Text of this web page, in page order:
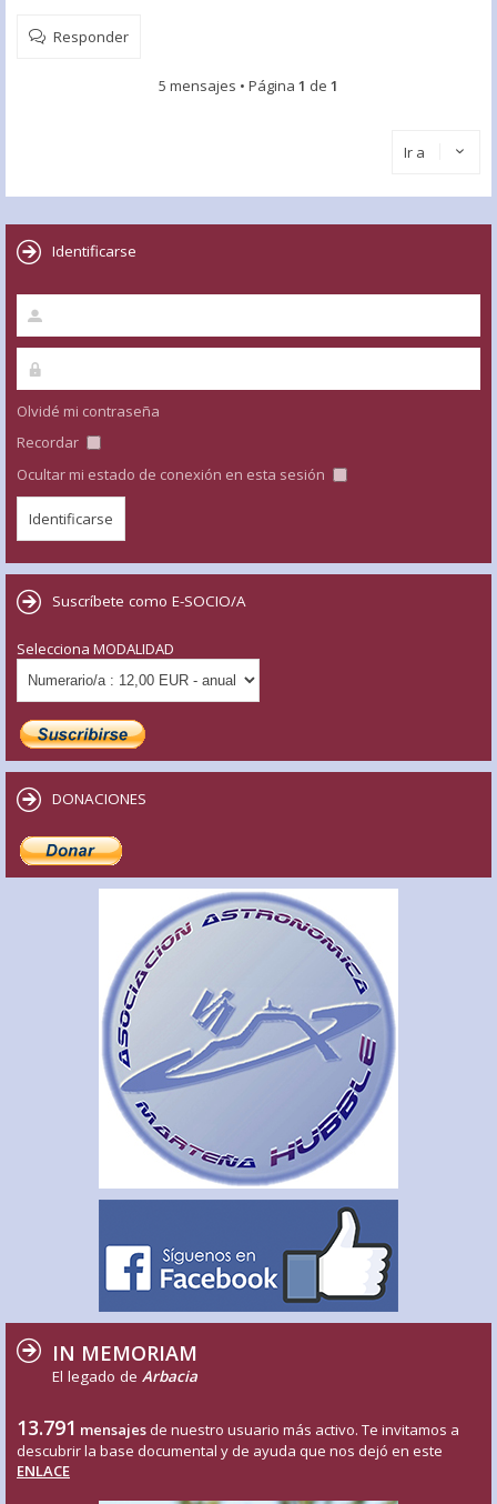
Responder
5 mensajes • Página 1 de 1
Ir a
Identificarse
Olvidé mi contraseña
Recordar
Ocultar mi estado de conexión en esta sesión
Suscríbete como E-SOCIO/A
Selecciona MODALIDAD
DONACIONES
IN MEMORIAM
El legado de Arbacia
13.791 mensajes de nuestro usuario más activo. Te invitamos a
descubrir la base documental y de ayuda que nos dejó en este
ENLACE